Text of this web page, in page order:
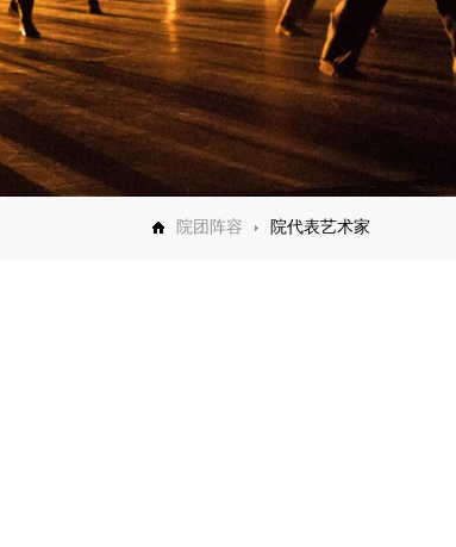
院团阵容 院代表艺术家